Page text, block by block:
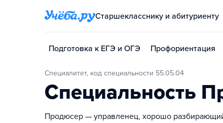
Старшекласснику и абитуриенту
Подготовка к ЕГЭ и ОГЭ Профориентация
Специалитет, код специальности 55.05.04
Специальность
Продюсер — управленец, хорошо